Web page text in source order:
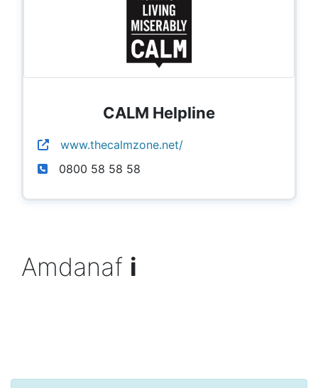
CALM Helpline
www.thecalmzone.net/
0800 58 58 58
Amdanaf i